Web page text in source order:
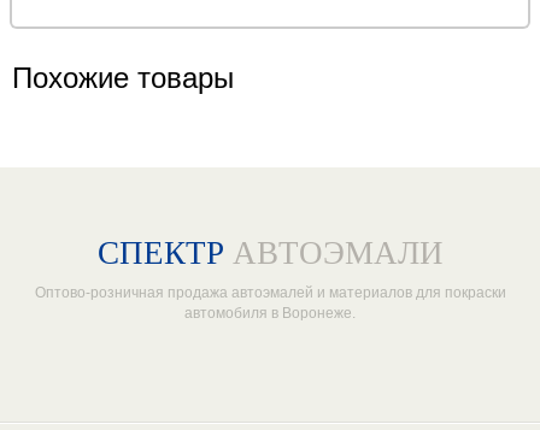
Похожие товары
СПЕКТР АВТОЭМАЛИ
Оптово-розничная продажа автоэмалей и материалов для покраски
автомобиля в Воронеже.